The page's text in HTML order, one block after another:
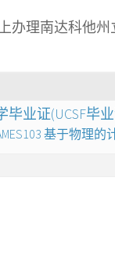
办理南达科他
业证(UCSF毕
基于物理